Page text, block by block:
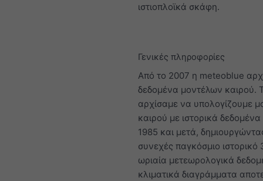
ιστιοπλοϊκά σκάφη.
Γενικές πληροφορίες
Από το 2007 η meteoblue
δεδομένα μοντέλων καιρού.
αρχίσαμε να υπολογίζουμε
καιρού με ιστορικά
1985 και μετά,
συνεχές παγκόσμιο
ωριαία μετεωρολογικά
κλιματικά διαγράμματα